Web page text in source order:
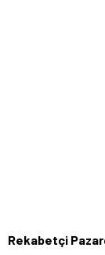
Rekabetçi